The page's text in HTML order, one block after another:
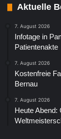
Aktuelle
7. August 2026
Infotage in
Patientenakte
7. August 2026
Kostenfreie
Bernau
7. August 2026
Heute Abend: